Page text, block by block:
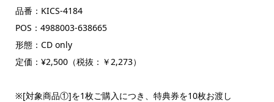
品番：KICS-4184
POS：4988003-638665
形態：CD only
定価：¥2,500（税抜：￥2,273）
※[対象商品①]を1枚ご購入につき、特典券を10枚お渡し